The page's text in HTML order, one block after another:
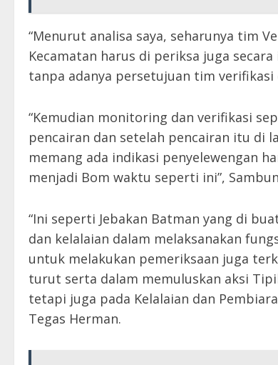
“Menurut analisa saya, seharunya tim
Kecamatan harus di periksa juga
tanpa adanya persetujuan tim
“Kemudian monitoring dan verifikasi
pencairan dan setelah pencairan itu di
memang ada indikasi penyelewengan
menjadi Bom waktu seperti ini”,
“Ini seperti Jebakan Batman yang di
dan kelalaian dalam melaksanakan
untuk melakukan pemeriksaan juga
turut serta dalam memuluskan aksi
tetapi juga pada Kelalaian dan
Tegas Herman.